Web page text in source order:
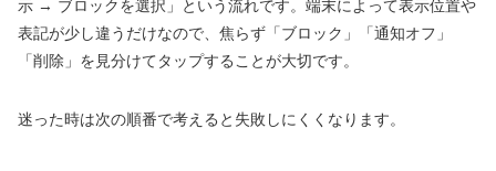
示 → ブロックを選択」という流れです。端末によって表示位置や
表記が少し違うだけなので、焦らず「ブロック」「通知オフ」
「削除」を見分けてタップすることが大切です。
迷った時は次の順番で考えると失敗しにくくなります。